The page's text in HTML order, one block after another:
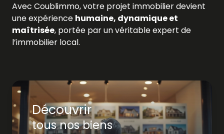
Découvrir
tous nos biens
Avec Coublimmo, votre projet immobilier devient
une expérience humaine, dynamique et
maîtrisée, portée par un véritable expert de
l’immobilier local.